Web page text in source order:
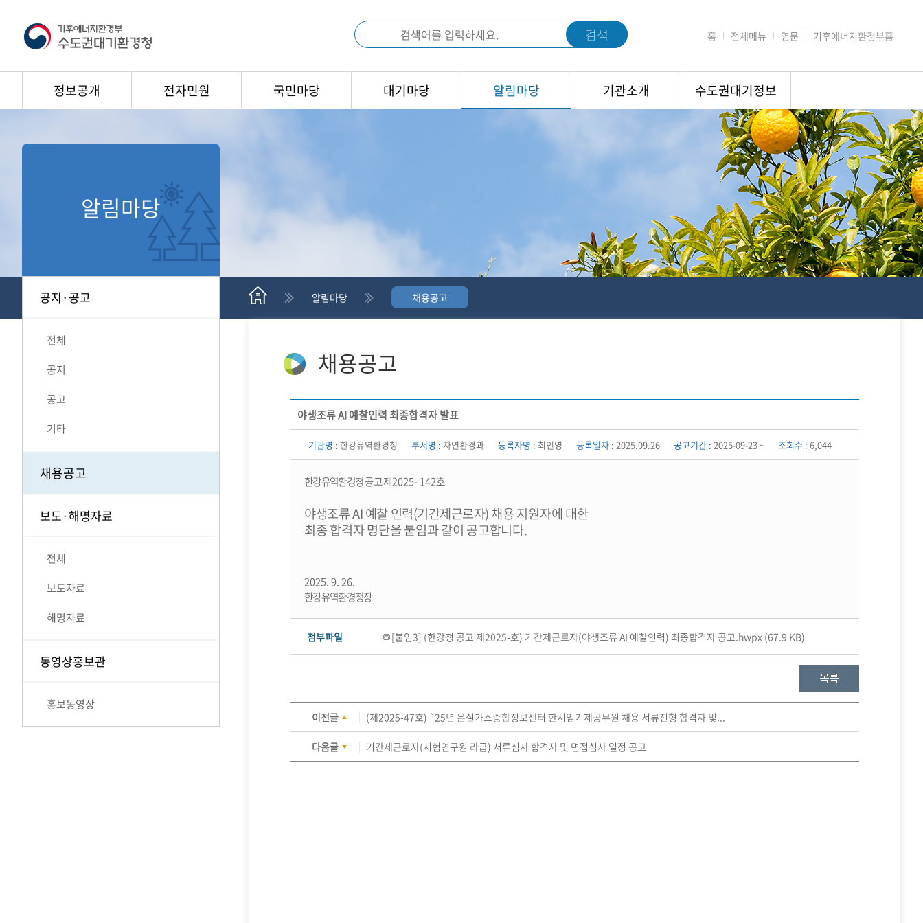
검색 홈 전체메뉴 영문 기후에너지환경부홈
정보공개 전자민원 국민마당 대기마당 알림마당 기관소개 수도권대기정보
알림마당 채용공고
알림마당
공지·공고
전체
공지
공고
기타
채용공고
보도·해명자료
전체
보도자료
해명자료
동영상홍보관
홍보동영상
채용공고
야생조류 AI 예찰인력 최종합격자 발표
기관명 : 한강유역환경청 부서명 : 자연환경과 등록자명 : 최인영 등록일자 : 2025.09.26 공고기간 : 2025-09-23 ~ 조회수 : 6,044
한강유역환경청 공고 제2025- 142호
야생조류AI예찰 인력(기간제근로자)채용 지원자에 대한
최종 합격자 명단을 붙임과 같이 공고합니다.
2025. 9. 26.
한강유역환경청장
첨부파일 [붙임3] (한강청 공고 제2025-호) 기간제근로자(야생조류 AI 예찰인력) 최종합격자 공고.hwpx (67.9 KB)
이전글 (제2025-47호) `25년 온실가스종합정보센터 한시임기제공무원 채용 서류전형 합격자 및...
다음글 기간제근로자(시험연구원 라급) 서류심사 합격자 및 면접심사 일정 공고